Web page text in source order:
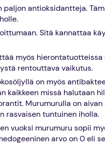
antioksidantteja.
Sitä kannattaa
myös hierontatuotteissa
rentouttava vaikutus.
on myös
kaikkeen missä halutaan
Murumurulla on
rasvaisen tuntuinen iholla.
vuoksi murumuru sopii
arvo on 0 eli